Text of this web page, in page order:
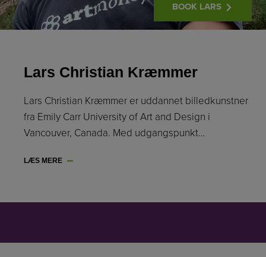
Lars Christian Kræmmer
Lars Christian Kræmmer er uddannet billedkunstner
fra Emily Carr University of Art and Design i
Vancouver, Canada. Med udgangspunkt…
LÆS MERE
BOOK LARS